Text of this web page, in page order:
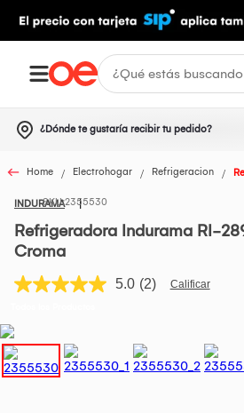
¿Dónde te gustaría recibir tu pedido?
Home Electrohogar Refrigeracion
INDURAMA2355530
Refrigeradora Indurama RI-
Croma
5.0 Lea
en
la
misma
(2)